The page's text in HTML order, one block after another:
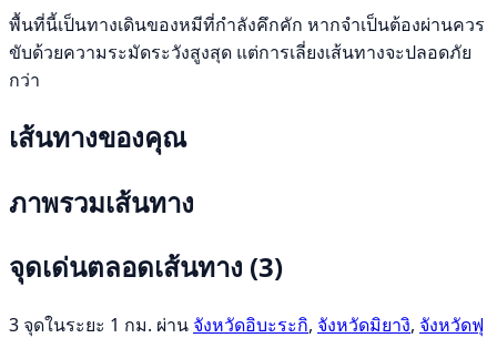
พื้นที่นี้เป็นทางเดินของหมีที่กำลังคึกคัก หากจำเป็นต้องผ่านควร
ขับด้วยความระมัดระวังสูงสุด แต่การเลี่ยงเส้นทางจะปลอดภัย
กว่า
เส้นทางของคุณ
ภาพรวมเส้นทาง
จุดเด่นตลอดเส้นทาง (3)
3 จุดในระยะ 1 กม. ผ่าน จังหวัดอิบะระกิ, จังหวัดมิยางิ, จังหวัดฟุ